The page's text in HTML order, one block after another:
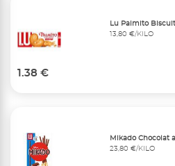
Lu Palmito
13,80 €/KILO
1.38 €
Mikado Chocolat
23,80 €/KILO